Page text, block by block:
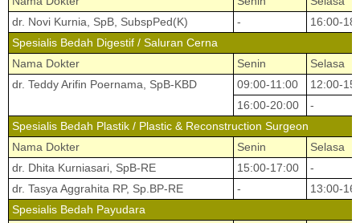
dr. Novi Kurnia, SpB, SubspPed(K)
-
16:00-
Spesialis Bedah Digestif / Saluran Cerna
Nama Dokter
Senin
Selasa
dr. Teddy Arifin Poernama, SpB-KBD
09:00-11:00
12:00-
16:00-20:00
-
Spesialis Bedah Plastik / Plastic & Reconstruction Surgeon
Nama Dokter
Senin
Selasa
dr. Dhita Kurniasari, SpB-RE
15:00-17:00
-
dr. Tasya Aggrahita RP, Sp.BP-RE
-
13:00-
Spesialis Bedah Payudara